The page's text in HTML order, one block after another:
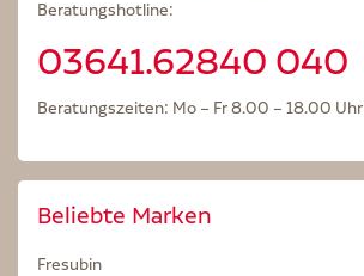
Beratungshotline:
03641.62840 040
Beratungszeiten: Mo – Fr 8.00 – 18.00 Uhr
Beliebte Marken
Fresubin